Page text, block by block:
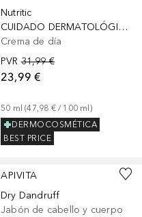
Nutritic
CUIDADO DERMATOLÓGICO HIDRATANTE
Crema de día
PVR 31,99 €
23,99 €
50 ml (47,98 € / 100 ml )
DERMOCOSMÉTICA
BEST PRICE
APIVITA
Dry Dandruff
Jabón de cabello y cuerpo